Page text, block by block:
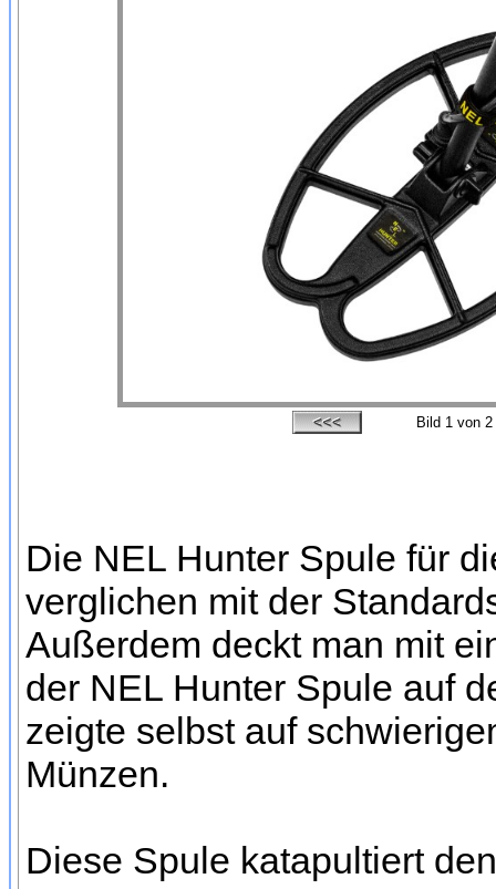
Bild 1 von 2
Die NEL Hunter Spule für
verglichen mit der
Außerdem deckt man mit
der NEL Hunter Spule auf
zeigte selbst auf
Münzen.
Diese Spule katapultiert